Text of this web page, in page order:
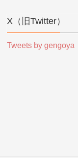
X（旧Twitter）
Tweets by gengoya